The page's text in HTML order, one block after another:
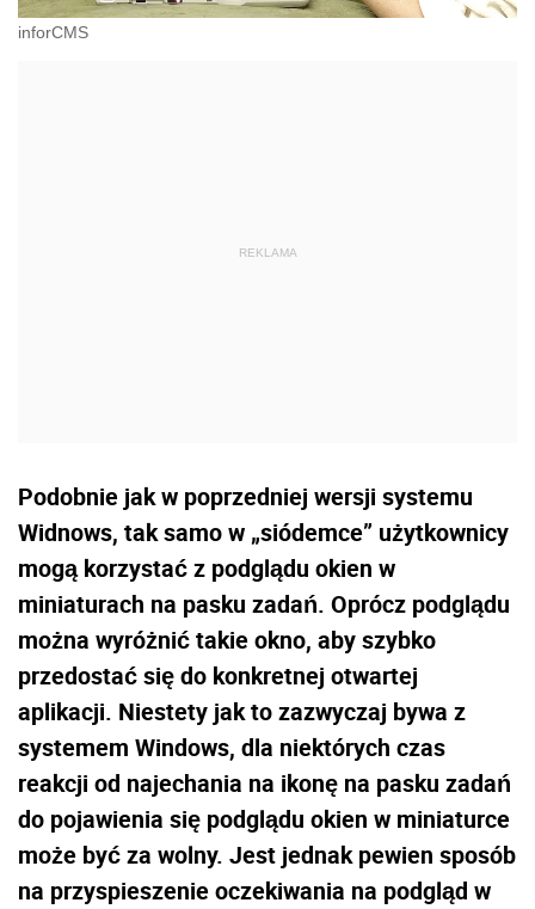
inforCMS
Podobnie jak w poprzedniej wersji systemu
Widnows, tak samo w „siódemce” użytkownicy
mogą korzystać z podglądu okien w
miniaturach na pasku zadań. Oprócz podglądu
można wyróżnić takie okno, aby szybko
przedostać się do konkretnej otwartej
aplikacji. Niestety jak to zazwyczaj bywa z
systemem Windows, dla niektórych czas
reakcji od najechania na ikonę na pasku zadań
do pojawienia się podglądu okien w miniaturce
może być za wolny. Jest jednak pewien sposób
na przyspieszenie oczekiwania na podgląd w